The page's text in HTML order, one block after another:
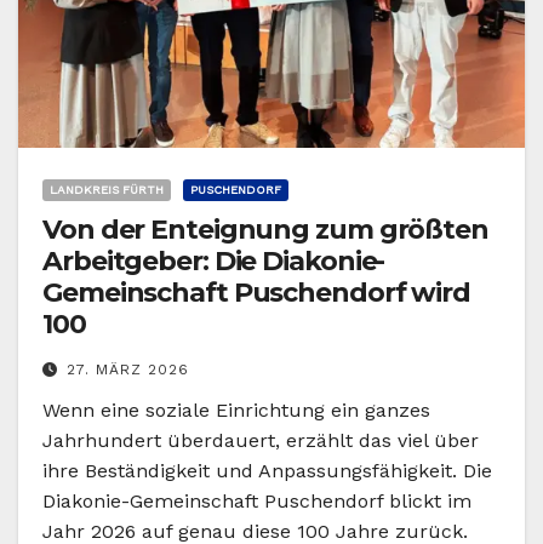
LANDKREIS FÜRTH PUSCHENDORF
Von der Enteignung zum größten
Arbeitgeber: Die Diakonie-
Gemeinschaft Puschendorf wird
100
27. MÄRZ 2026
Wenn eine soziale Einrichtung ein ganzes
Jahrhundert überdauert, erzählt das viel über
ihre Beständigkeit und Anpassungsfähigkeit. Die
Diakonie-Gemeinschaft Puschendorf blickt im
Jahr 2026 auf genau diese 100 Jahre zurück.